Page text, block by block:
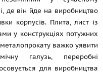
де він йде на виробництво
корпусів. Плита, лист із
у конструкціях потужних
важко уявити
галузь, переробні
для виробництва